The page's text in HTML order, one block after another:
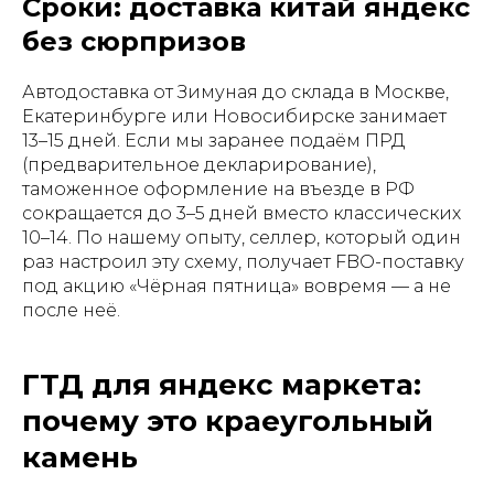
Сроки: доставка китай яндекс
без сюрпризов
Автодоставка от Зимуная до склада в Москве,
Екатеринбурге или Новосибирске занимает
13–15 дней. Если мы заранее подаём ПРД
(предварительное декларирование),
таможенное оформление на въезде в РФ
сокращается до 3–5 дней вместо классических
10–14. По нашему опыту, селлер, который один
раз настроил эту схему, получает FBO-поставку
под акцию «Чёрная пятница» вовремя — а не
после неё.
ГТД для яндекс маркета:
почему это краеугольный
камень